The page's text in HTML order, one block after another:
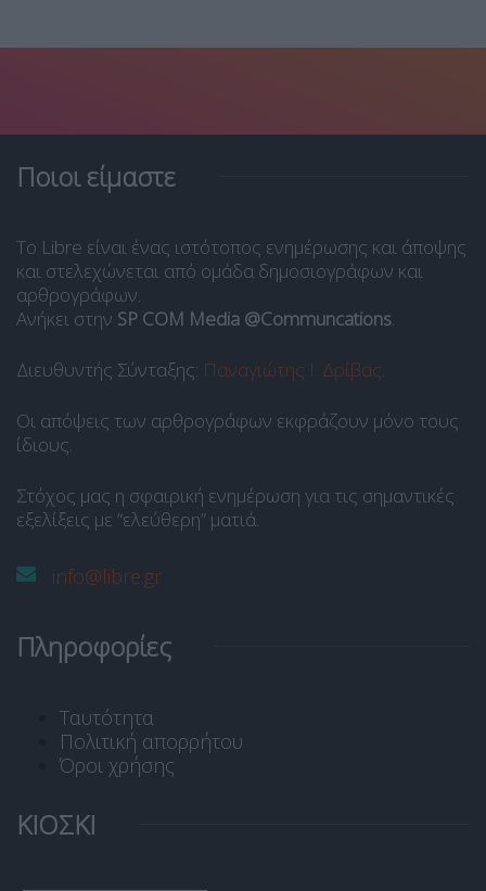
Ποιοι είμαστε
Το Libre είναι ένας ιστότοπος ενημέρωσης και άποψης
και στελεχώνεται από ομάδα δημοσιογράφων και
αρθρογράφων.
Ανήκει στην SP COM Media @Communcations.
Διευθυντής Σύνταξης: Παναγιώτης Ι. Δρίβας.
Οι απόψεις των αρθρογράφων εκφράζουν μόνο τους
ίδιους.
Στόχος μας η σφαιρική ενημέρωση για τις σημαντικές
εξελίξεις με “ελεύθερη” ματιά.
info@libre.gr
Πληροφορίες
Ταυτότητα
Πολιτική απορρήτου
Όροι χρήσης
ΚΙΟΣΚΙ